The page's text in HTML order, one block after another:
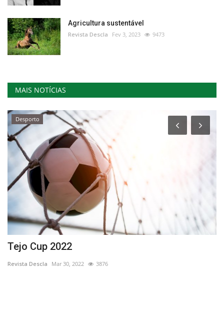
Agricultura sustentável
Revista Descla Fev 3, 2023 9473
MAIS NOTÍCIAS
Desporto
Tejo Cup 2022
Revista Descla Mar 30, 2022 3876